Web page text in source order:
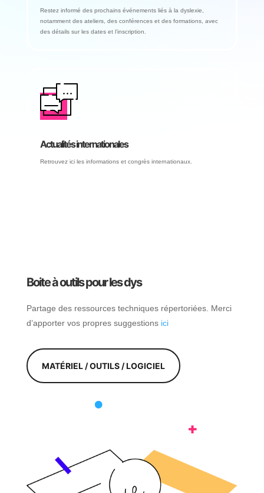
Restez informé des prochains événements liés à la dyslexie,
notamment des ateliers, des conférences et des formations, avec
des détails sur les dates et l’inscription.
Actualités internationales
Retrouvez ici les informations et congrès internationaux.
Boite à outils pour les dys
Partage des ressources techniques répertoriées. Merci
d’apporter vos propres suggestions ici
MATÉRIEL / OUTILS / LOGICIEL